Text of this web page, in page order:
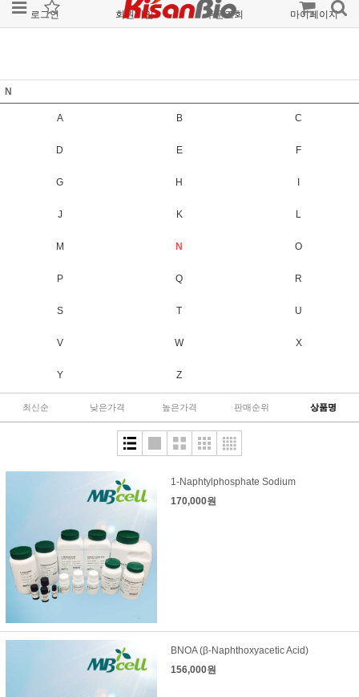
로그인 회원가입 주문조회 마이페이지
N
A B C
D E F
G H
J K L
M N O
P Q R
S T U
V W X
Y Z
최신순 낮은가격 높은가격 판매순위 상품명
1-Naphtylphosphate Sodium
170,000원
BNOA (β-Naphthoxyacetic Acid)
156,000원